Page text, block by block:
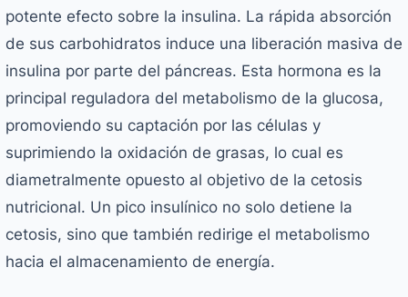
potente efecto sobre la insulina. La rápida absorción
de sus carbohidratos induce una liberación masiva de
insulina por parte del páncreas. Esta hormona es la
principal reguladora del metabolismo de la glucosa,
promoviendo su captación por las células y
suprimiendo la oxidación de grasas, lo cual es
diametralmente opuesto al objetivo de la cetosis
nutricional. Un pico insulínico no solo detiene la
cetosis, sino que también redirige el metabolismo
hacia el almacenamiento de energía.